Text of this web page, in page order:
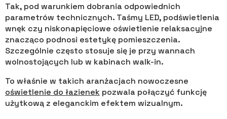
Tak, pod warunkiem dobrania odpowiednich
parametrów technicznych. Taśmy LED, podświetlenia
wnęk czy niskonapięciowe oświetlenie relaksacyjne
znacząco podnosi estetykę pomieszczenia.
Szczególnie często stosuje się je przy wannach
wolnostojących lub w kabinach walk-in.
To właśnie w takich aranżacjach nowoczesne
oświetlenie do łazienek pozwala połączyć funkcję
użytkową z eleganckim efektem wizualnym.